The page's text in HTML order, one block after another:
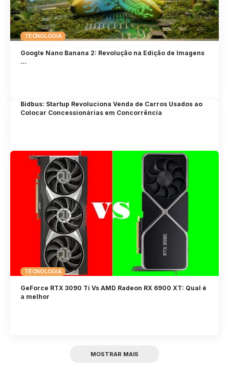
TECNOLOGIA
Google Nano Banana 2: Revolução na Edição de Imagens
…
Bidbus: Startup Revoluciona Venda de Carros Usados ao
Colocar Concessionárias em Concorrência
TECNOLOGIA
GeForce RTX 3090 Ti Vs AMD Radeon RX 6900 XT: Qual é
a melhor
MOSTRAR MAIS